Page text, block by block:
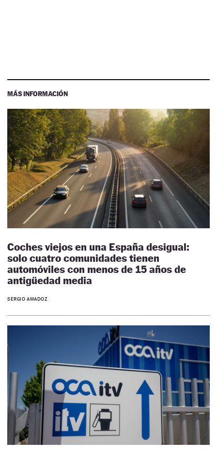
MÁS INFORMACIÓN
Coches viejos en una España desigual:
solo cuatro comunidades tienen
automóviles con menos de 15 años de
antigüedad media
SERGIO AMADOZ